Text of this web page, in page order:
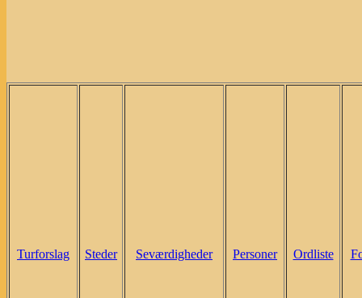
Turforslag Steder Seværdigheder Personer Ordliste